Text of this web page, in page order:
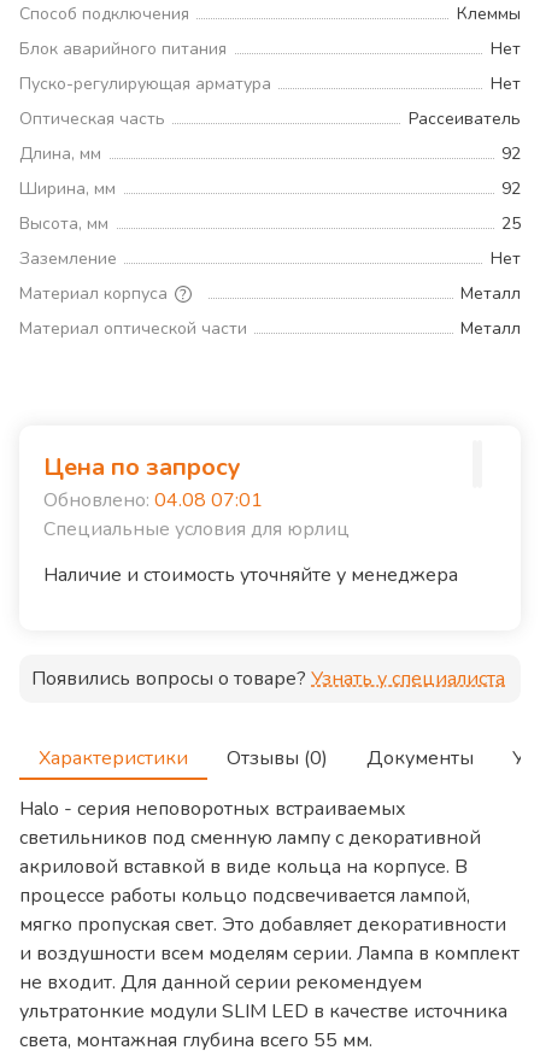
Способ подключения
Клеммы
Блок аварийного питания
Нет
Пуско-регулирующая арматура
Нет
Оптическая часть
Рассеиватель
Длина, мм
92
Ширина, мм
92
Высота, мм
25
Заземление
Нет
Материал корпуса
Металл
Материал оптической части
Металл
Цена по запросу
Обновлено: 04.08 07:01
Специальные условия для юрлиц
Наличие и стоимость уточняйте у менеджера
Появились вопросы о товаре? Узнать у специалиста
Характеристики Отзывы (0) Документы
Halo - серия неповоротных встраиваемых
светильников под сменную лампу с декоративной
акриловой вставкой в виде кольца на корпусе. В
процессе работы кольцо подсвечивается лампой,
мягко пропуская свет. Это добавляет декоративности
и воздушности всем моделям серии. Лампа в комплект
не входит. Для данной серии рекомендуем
ультратонкие модули SLIM LED в качестве источника
света, монтажная глубина всего 55 мм.